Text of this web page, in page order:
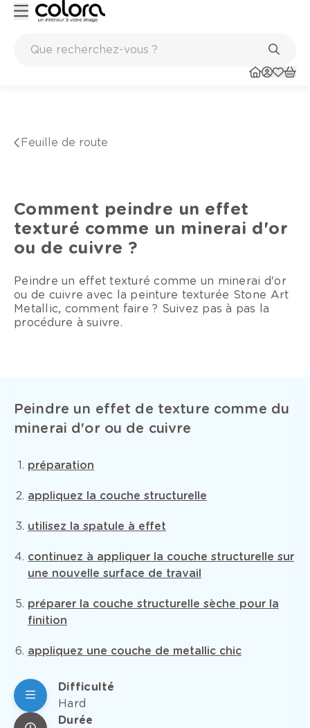
Feuille de route
Comment peindre un effet
texturé comme un minerai d'or
ou de cuivre ?
Peindre un effet texturé comme un minerai d'or
ou de cuivre avec la peinture texturée Stone Art
Metallic, comment faire ? Suivez pas à pas la
procédure à suivre.
Peindre un effet de texture comme du
minerai d'or ou de cuivre
préparation
appliquez la couche structurelle
utilisez la spatule à effet
continuez à appliquer la couche structurelle sur
une nouvelle surface de travail
préparer la couche structurelle sèche pour la
finition
appliquez une couche de metallic chic
Difficulté
Hard
Durée